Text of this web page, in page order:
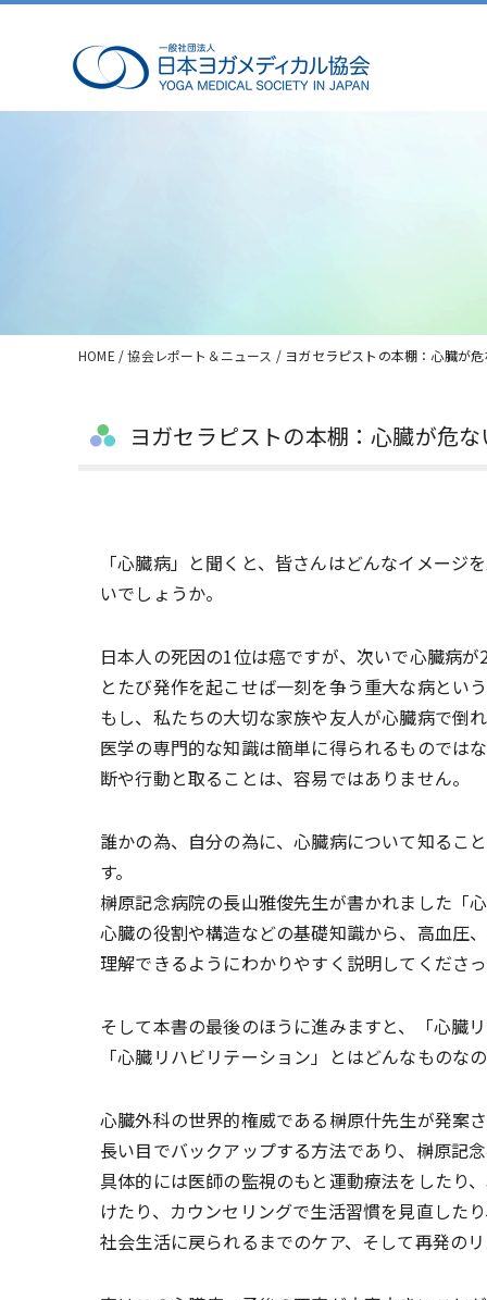
HOME /協会レポート＆ニュース / ヨガセラピストの本棚：心臓が危
ヨガセラピストの本棚：心臓が危な
「心臓病」と聞くと、皆さんはどんなイメー
いでしょうか。
日本人の死因の1位は癌ですが、次いで心臓病
とたび発作を起こせば一刻を争う重大な病という
もし、私たちの大切な家族や友人が心臓病で倒
医学の専門的な知識は簡単に得られるものでは
断や行動と取ることは、容易ではありません。
誰かの為、自分の為に、心臓病について知るこ
す。
榊原記念病院の長山雅俊先生が書かれました「心
心臓の役割や構造などの基礎知識から、高血圧
理解できるようにわかりやすく説明してくださっ
そして本書の最後のほうに進みますと、「心臓
「心臓リハビリテーション」とはどんなものなの
心臓外科の世界的権威である榊原什先生が発案
長い目でバックアップする方法であり、榊原記
具体的には医師の監視のもと運動療法をしたり
けたり、カウンセリングで生活習慣を見直した
社会生活に戻られるまでのケア、そして再発の